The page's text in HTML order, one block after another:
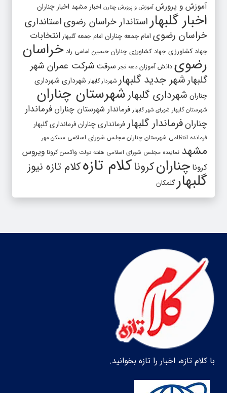
آموزش و پرورش آموزش و پرورش چنارن اخبار مشهد اخبار چناران
اخبار گلبهار استاندار خراسان رضویاستانداری
خراسان رضوی امام جمعه چناران امام جمعه گلبهار انتخابات
جهاد کشاورزی جهاد کشاورزی چناران حسین امامی راد خراسان
رضوی دانش آموزان دهه فجر سرقت شرکت عمران شهر
گلبهارشهر جدید گلبهار شهردار گلبهار شهرداری شهرداری
چناران شهرداری گلبهار شهرستان چناران
شهرستان گلبهار شورای شهر گلبهار فرماندار شهرستان چناران فرماندار
چنارانفرماندار گلبهار فرمانداری چنارانفرمانداری گلبهار
فرمانده انتظامی شهرستان چناران مجلس شورای اسلامی مسکن مهر
مشهد نماینده مجلس شورای اسلامی هفته دولت واکسن کرونا ویروس
کرونا چنارانکروناکلام تازهکلام تازه نیوز
گلبهارگلمکان
با کلام تازه، اخبار را تازه بخوانید.